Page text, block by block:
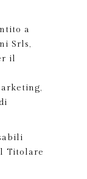
a
Srls,
il
Titolare